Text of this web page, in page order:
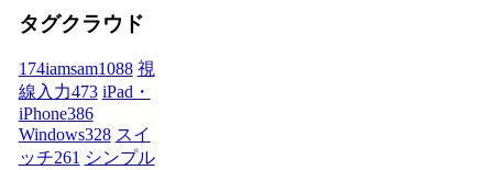
タグクラウド
174iamsam1088 視
線入力473 iPad・
iPhone386
Windows328 スイ
ッチ261 シンプル